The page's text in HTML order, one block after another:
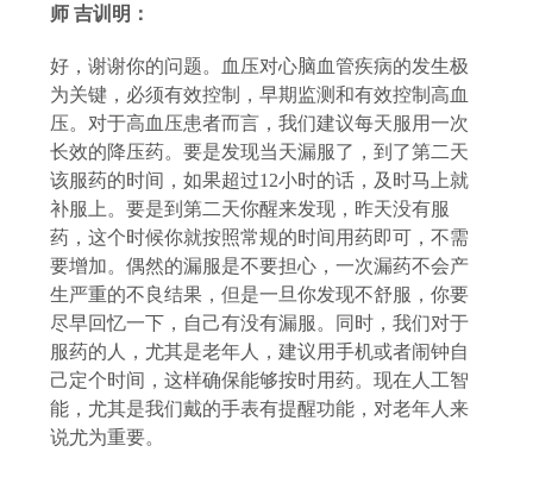
师 吉训明：
好，谢谢你的问题。血压对心脑血管疾病的发生极
为关键，必须有效控制，早期监测和有效控制高血
压。对于高血压患者而言，我们建议每天服用一次
长效的降压药。要是发现当天漏服了，到了第二天
该服药的时间，如果超过12小时的话，及时马上就
补服上。要是到第二天你醒来发现，昨天没有服
药，这个时候你就按照常规的时间用药即可，不需
要增加。偶然的漏服是不要担心，一次漏药不会产
生严重的不良结果，但是一旦你发现不舒服，你要
尽早回忆一下，自己有没有漏服。同时，我们对于
服药的人，尤其是老年人，建议用手机或者闹钟自
己定个时间，这样确保能够按时用药。现在人工智
能，尤其是我们戴的手表有提醒功能，对老年人来
说尤为重要。